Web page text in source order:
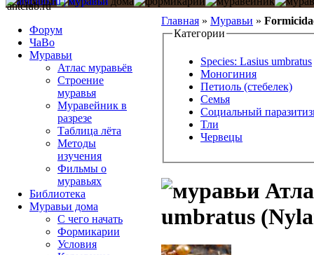
Главная » Муравьи »
Категории
Species: Lasius umbratus
Моногиния
Петиоль (стебелек)
Семья
Социальный
Тли
Червецы
umbratus
antclub.ru
Форум
ЧаВо
Муравьи
Атлас муравьёв
Строение
муравья
Муравейник в
разрезе
Таблица лёта
Методы
изучения
Фильмы о
муравьях
Библиотека
Муравьи дома
С чего начать
Формикарии
Условия